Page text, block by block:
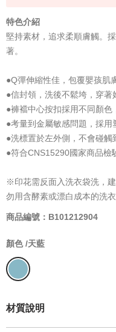
特色介紹
堅持素材，追求柔順膚觸。
著。
●Q彈伸縮性佳，包覆嬰孩肌
●信封領，洗後不鬆垮，穿著
●褲襠中心按扣採用不同顏色
●考量到金屬敏感問題，採用
●洗標置於左外側，不會碰觸
●符合CNS15290國家商品檢
※印花需反面入洗衣袋洗，
勿用含酵素或漂白成本的洗
商品編號：B101212904
顏色 /天藍
材質說明